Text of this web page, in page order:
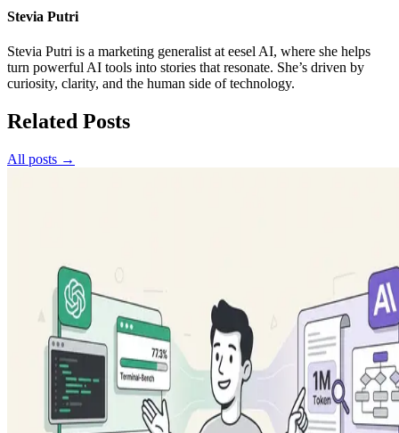
Stevia Putri
Stevia Putri is a marketing generalist at eesel AI, where she helps
turn powerful AI tools into stories that resonate. She’s driven by
curiosity, clarity, and the human side of technology.
Related Posts
All posts →